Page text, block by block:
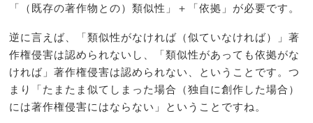
「（既存の著作物との）類似性」＋「依拠」が必要です。
逆に言えば、「類似性がなければ（似ていなければ）」著
作権侵害は認められないし、「類似性があっても依拠がな
ければ」著作権侵害は認められない、ということです。つ
まり「たまたま似てしまった場合（独自に創作した場合）
には著作権侵害にはならない」ということですね。